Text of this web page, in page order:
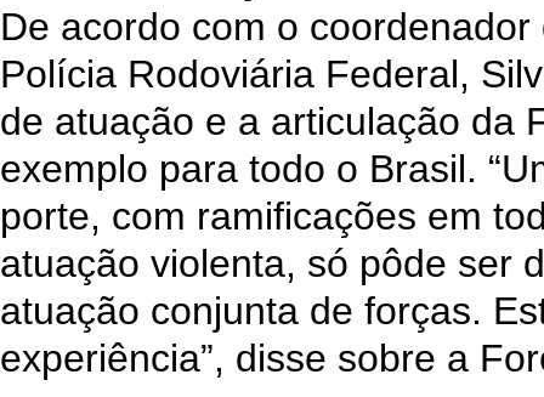
De acordo com o
Polícia Rodoviária Federal,
de atuação e a articulação da
exemplo para todo o Brasil.
porte, com ramificações em
atuação violenta, só pôde ser
atuação conjunta de forças.
experiência”, disse sobre a